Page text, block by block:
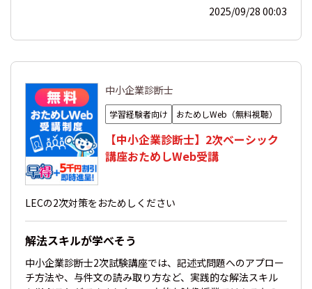
2025/09/28 00:03
中小企業診断士
学習経験者向け おためしWeb（無料視聴）
【中小企業診断士】2次ベーシック
講座おためしWeb受講
LECの2次対策をおためしください
解法スキルが学べそう
中小企業診断士2次試験講座では、記述式問題へのアプロー
チ方法や、与件文の読み取り方など、実践的な解法スキル